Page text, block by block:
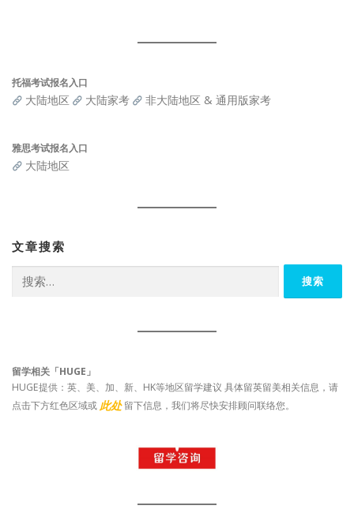
托福考试报名入口
大陆地区 大陆家考 非大陆地区 & 通用版家考
雅思考试报名入口
大陆地区
文章搜索
索：
留学相关「HUGE」
HUGE提供：英、美、加、新、HK等地区留学建议 具体留英留美相关信息，请
点击下方红色区域或 此处 留下信息，我们将尽快安排顾问联络您。